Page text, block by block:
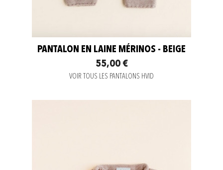
PANTALON EN LAINE MÉRINOS - BEIGE
55,00 €
VOIR TOUS LES PANTALONS HVID